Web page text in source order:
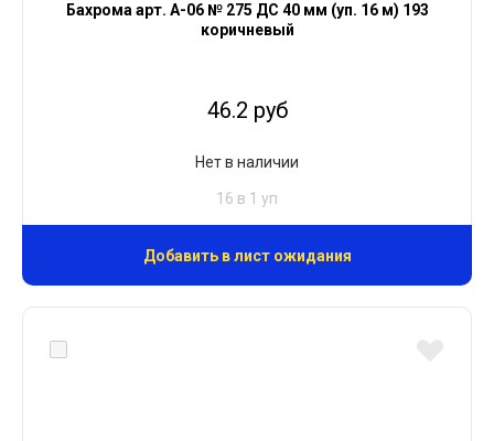
Бахрома арт. А-06 № 275 ДС 40 мм (уп. 16 м) 193
коричневый
46.2 руб
Нет в наличии
16 в 1 уп
Добавить в лист ожидания